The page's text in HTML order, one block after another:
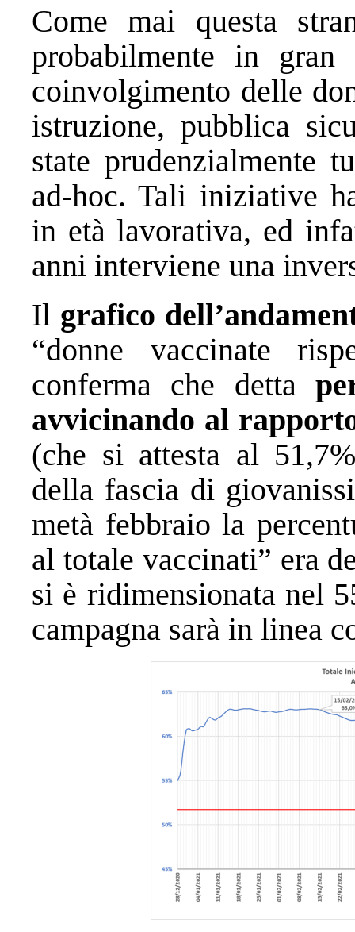
Come mai questa
probabilmente in
coinvolgimento delle
istruzione, pubblica
state prudenzialmente
ad-hoc. Tali iniziative
in età lavorativa, ed
anni interviene una
Il grafico
“donne vaccinate
conferma che detta
avvicinando al
(che si attesta al
della fascia di
metà febbraio la
al totale vaccinati” era
si è ridimensionata nel
campagna sarà in linea